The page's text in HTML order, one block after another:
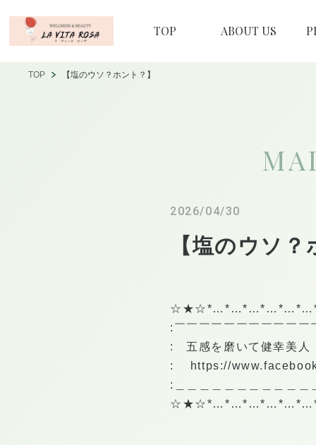
TOP ABOUT US
TOP 【塩のウソ？ホント？】
2026/04/30
【塩のウソ
:￣￣￣￣￣￣￣￣￣￣￣
: 五感を磨いて健幸美
:
https://
:＿＿＿＿＿＿＿＿＿＿＿